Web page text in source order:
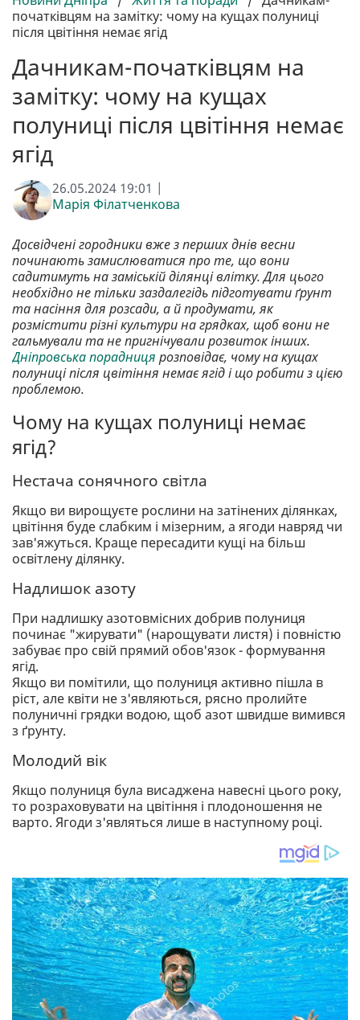
початківцям на замітку: чому на кущах полуниці
після цвітіння немає ягід
Дачникам-початківцям на
замітку: чому на кущах
полуниці після цвітіння немає
ягід
26.05.2024 19:01 |
Марія Філатченкова
Досвідчені городники вже з перших днів весни
починають замислюватися про те, що вони
садитимуть на заміській ділянці влітку. Для цього
необхідно не тільки заздалегідь підготувати ґрунт
та насіння для розсади, а й продумати, як
розмістити різні культури на грядках, щоб вони не
гальмували та не пригнічували розвиток інших.
Дніпровська порадниця розповідає, чому на кущах
полуниці після цвітіння немає ягід і що робити з цією
проблемою.
Чому на кущах полуниці немає
ягід?
Нестача сонячного світла
Якщо ви вирощуєте рослини на затінених ділянках,
цвітіння буде слабким і мізерним, а ягоди навряд чи
зав'яжуться. Краще пересадити кущі на більш
освітлену ділянку.
Надлишок азоту
При надлишку азотовмісних добрив полуниця
починає "жирувати" (нарощувати листя) і повністю
забуває про свій прямий обов'язок - формування
ягід.
Якщо ви помітили, що полуниця активно пішла в
ріст, але квіти не з'являються, рясно пролийте
полуничні грядки водою, щоб азот швидше вимився
з ґрунту.
Молодий вік
Якщо полуниця була висаджена навесні цього року,
то розраховувати на цвітіння і плодоношення не
варто. Ягоди з'являться лише в наступному році.